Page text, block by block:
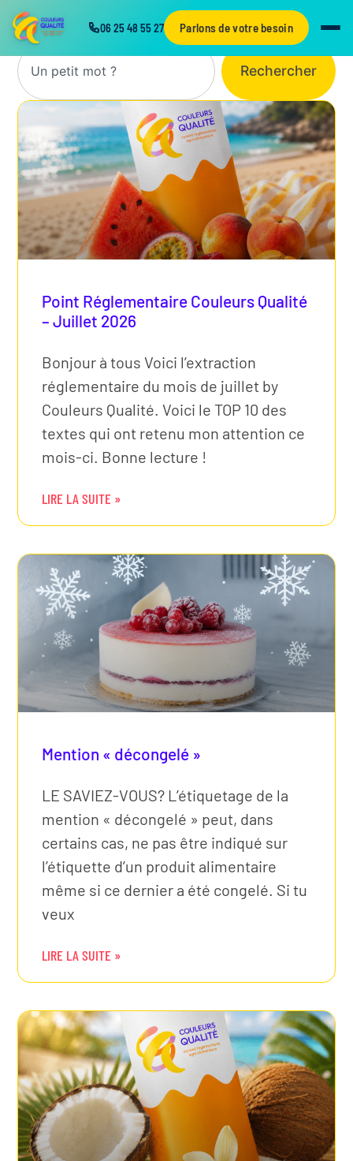
06 25 48 55 27 Parlons de votre besoin
Recherche
Rechercher
Point Réglementaire Couleurs Qualité
– Juillet 2026
Bonjour à tous Voici l’extraction
réglementaire du mois de juillet by
Couleurs Qualité. Voici le TOP 10 des
textes qui ont retenu mon attention ce
mois-ci. Bonne lecture !
LIRE LA SUITE »
Mention « décongelé »
LE SAVIEZ-VOUS? L’étiquetage de la
mention « décongelé » peut, dans
certains cas, ne pas être indiqué sur
l’étiquette d’un produit alimentaire
même si ce dernier a été congelé. Si tu
veux
LIRE LA SUITE »